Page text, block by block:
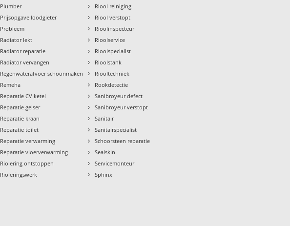
Plumber
Prijsopgave loodgieter
Probleem
Radiator lekt
Radiator reparatie
Radiator vervangen
Regenwaterafvoer schoonmaken
Remeha
Reparatie CV ketel
Reparatie geiser
Reparatie kraan
Reparatie toilet
Reparatie verwarming
Reparatie vloerverwarming
Riolering ontstoppen
Rioleringswerk
› Riool reiniging
› Riool verstopt
› Rioolinspecteur
› Rioolservice
› Rioolspecialist
› Rioolstank
› Riooltechniek
› Rookdetectie
› Sanibroyeur defect
› Sanibroyeur verstopt
› Sanitair
› Sanitairspecialist
› Schoorsteen reparatie
› Sealskin
› Servicemonteur
› Sphinx